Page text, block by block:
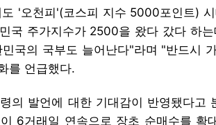
'오천피'(코스피 지수 5000포인트)
국 주가지수가 2500을 왔다 갔다 하
국의 국부도 늘어난다"라며 "반드시
를 언급했다.
의 발언에 대한 기대감이 반영됐다고
6거래일 연속으로 장초 순매수를 확